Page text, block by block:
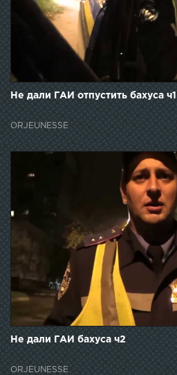
Не дали ГАИ отпустить бахуса ч1
ORJEUNESSE
Не дали ГАИ бахуса ч2
ORJEUNESSE